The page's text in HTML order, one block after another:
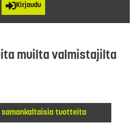
Kirjaudu
muilta valmistajilta
samankaltaisia tuotteita